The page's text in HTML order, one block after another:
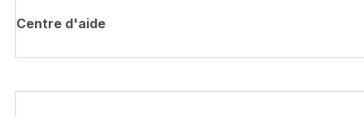
Centre d'aide